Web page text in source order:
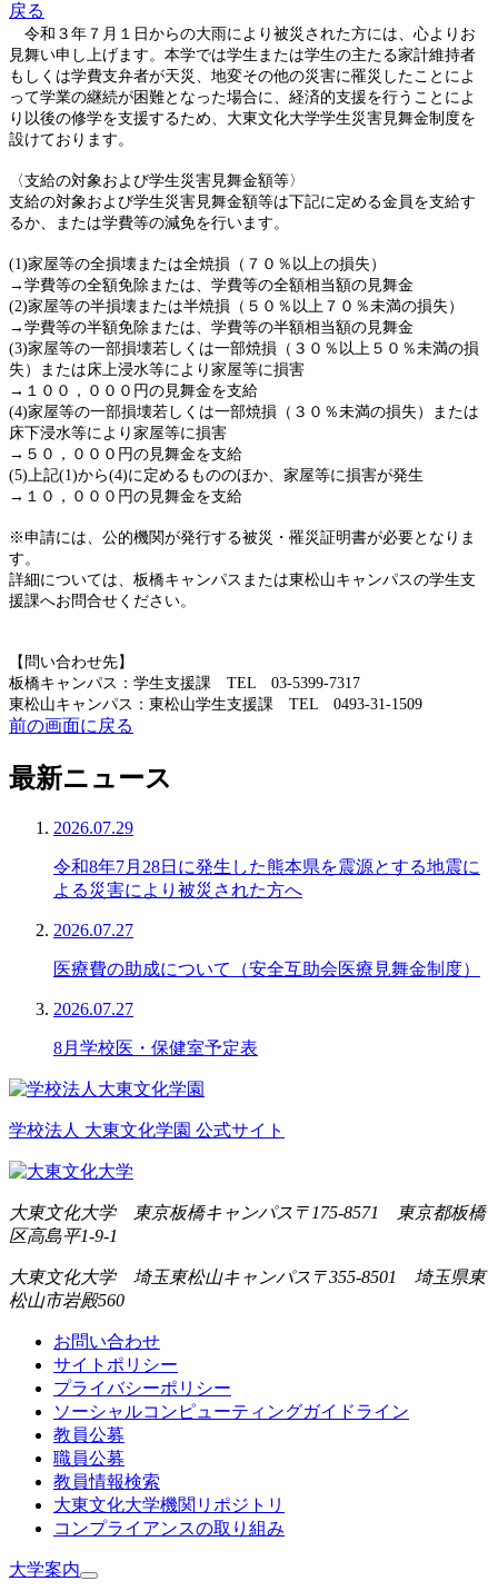
戻る
令和３年７月１日からの大雨により被災された方には、心よりお
見舞い申し上げます。本学では学生または学生の主たる家計維持者
もしくは学費支弁者が天災、地変その他の災害に罹災したことによ
って学業の継続が困難となった場合に、経済的支援を行うことによ
り以後の修学を支援するため、大東文化大学学生災害見舞金制度を
設けております。
〈支給の対象および学生災害見舞金額等〉
支給の対象および学生災害見舞金額等は下記に定める金員を支給す
るか、または学費等の減免を行います。
(1)家屋等の全損壊または全焼損（７０％以上の損失）
→学費等の全額免除または、学費等の全額相当額の見舞金
(2)家屋等の半損壊または半焼損（５０％以上７０％未満の損失）
→学費等の半額免除または、学費等の半額相当額の見舞金
(3)家屋等の一部損壊若しくは一部焼損（３０％以上５０％未満の損
失）または床上浸水等により家屋等に損害
→１００，０００円の見舞金を支給
(4)家屋等の一部損壊若しくは一部焼損（３０％未満の損失）または
床下浸水等により家屋等に損害
→５０，０００円の見舞金を支給
(5)上記(1)から(4)に定めるもののほか、家屋等に損害が発生
→１０，０００円の見舞金を支給
※申請には、公的機関が発行する被災・罹災証明書が必要となりま
す。
詳細については、板橋キャンパスまたは東松山キャンパスの学生支
援課へお問合せください。
【問い合わせ先】
板橋キャンパス：学生支援課 TEL 03-5399-7317
東松山キャンパス：東松山学生支援課 TEL 0493-31-1509
前の画面に戻る
最新ニュース
2026.07.29
令和8年7月28日に発生した熊本県を震源とする地震に
よる災害により被災された方へ
2026.07.27
医療費の助成について（安全互助会医療見舞金制度）
2026.07.27
8月学校医・保健室予定表
学校法人 大東文化学園 公式サイト
大東文化大学 東京板橋キャンパス 〒175-8571 東京都板橋
区高島平1-9-1
大東文化大学 埼玉東松山キャンパス 〒355-8501 埼玉県東
松山市岩殿560
お問い合わせ
サイトポリシー
プライバシーポリシー
ソーシャルコンピューティングガイドライン
教員公募
職員公募
教員情報検索
大東文化大学機関リポジトリ
コンプライアンスの取り組み
大学案内